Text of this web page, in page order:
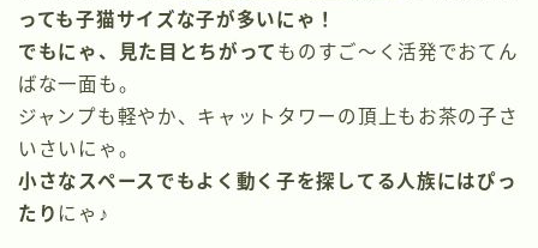
っても子猫サイズな子が多いにゃ！
でもにゃ、見た目とちがって ものすご〜く活発でおてん
ばな一面も。
ジャンプも軽やか、キャットタワーの頂上もお茶の子さ
いさいにゃ。
小さなスペースでもよく動く子を探してる人族にはぴっ
たり にゃ♪